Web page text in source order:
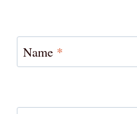
Name *